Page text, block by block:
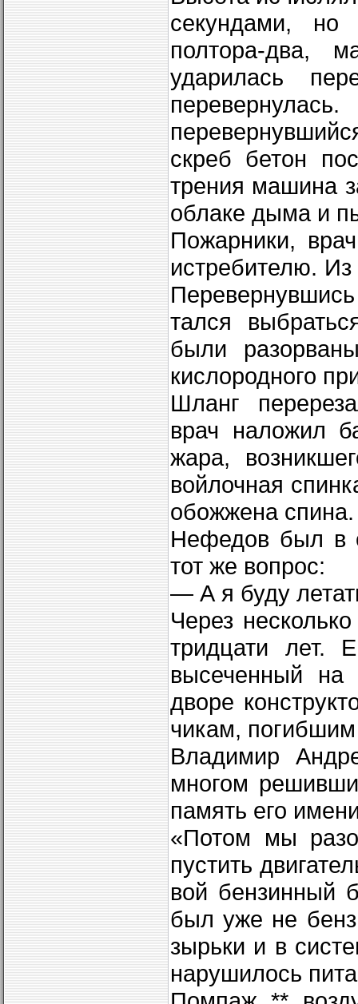
секундами, но
полтора-два,
ударилась
скреб бетон
трения машина
облаке дыма и
Пожарники,
истребителю. Из
тался
были
кислород­ного
Шланг
врач наложил
жара,
войлочная
обожжена спина.
Нефедов был в
тот же вопрос:
— А я буду
Через
тридцати лет.
высеченный на
дворе
чикам,
Владимир
многом
память его
«Потом мы
пустить
вой бензинный
был уже не
зырьки и в
нарушилось